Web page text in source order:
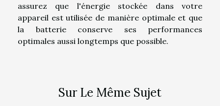
assurez que l'énergie stockée dans votre
appareil est utilisée de manière optimale et que
la batterie conserve ses performances
optimales aussi longtemps que possible.
Sur Le Même Sujet